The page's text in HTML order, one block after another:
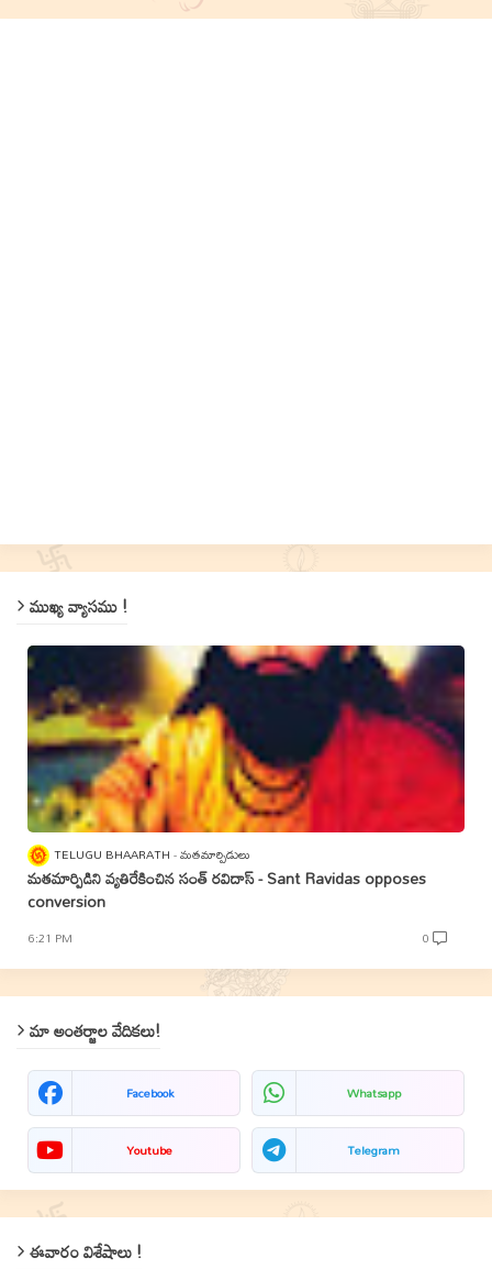
ముఖ్య వ్యాసము !
TELUGU BHAARATH మతమార్పిడులు
మతమార్పిడిని వ్యతిరేకించిన సంత్‌ రవిదాస్‌ - Sant Ravidas opposes
conversion
6:21 PM 0
మా అంతర్జాల వేదికలు!
Facebook Whatsapp
Youtube Telegram
ఈవారం విశేషాలు !